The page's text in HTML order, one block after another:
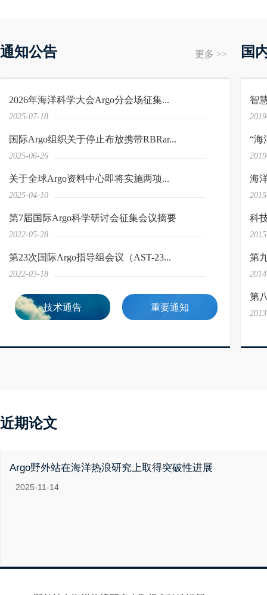
通知公告 更多 >>
2026年海洋科学大会Argo分会场征集...
2025-07-18
国际Argo组织关于停止布放携带RBRar...
2025-06-26
关于全球Argo资料中心即将实施两项...
2025-04-10
第7届国际Argo科学研讨会征集会议摘要
2022-05-28
第23次国际Argo指导组会议（AST-23...
2022-03-18
技术通告 重要通知
国
智
“海
海
科
第
第
近期论文
Argo野外站在海洋热浪研究上取得突破性进展
2025-11-14